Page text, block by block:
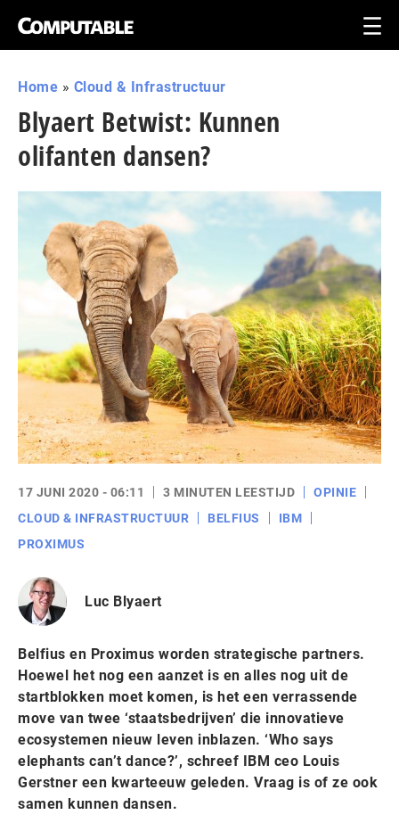
Home » Cloud & Infrastructuur
Blyaert Betwist: Kunnen
olifanten dansen?
17 JUNI 2020 - 06:11 3 MINUTEN LEESTIJD
OPINIE
CLOUD & INFRASTRUCTUUR
BELFIUS
IBM
PROXIMUS
Luc Blyaert
Belfius en Proximus worden strategische partners.
Hoewel het nog een aanzet is en alles nog uit de
startblokken moet komen, is het een verrassende
move van twee ‘staatsbedrijven’ die innovatieve
ecosystemen nieuw leven inblazen. ‘Who says
elephants can’t dance?’, schreef IBM ceo Louis
Gerstner een kwarteeuw geleden. Vraag is of ze ook
samen kunnen dansen.